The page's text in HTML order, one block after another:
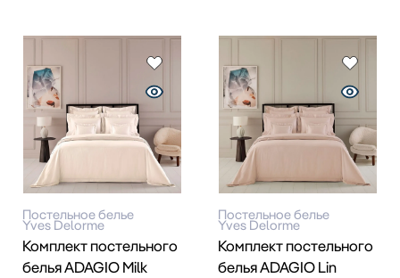
Постельное белье
Yves Delorme
Комплект постельного
белья ADAGIO Milk
Постельное белье
Yves Delorme
Комплект постельного
белья ADAGIO Lin